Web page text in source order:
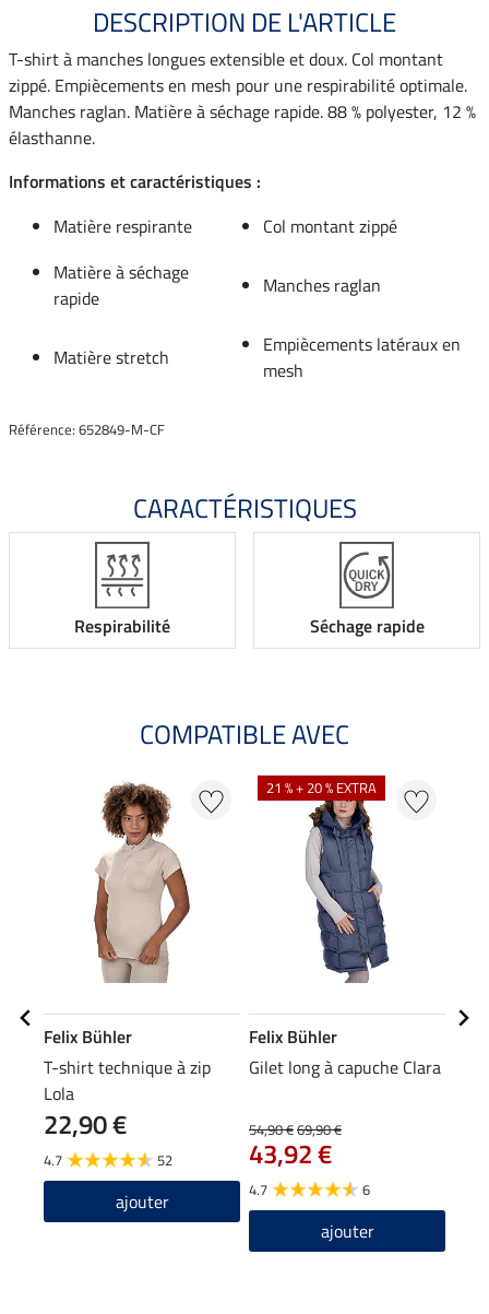
DESCRIPTION DE L'ARTICLE
T-shirt à manches longues extensible et doux. Col montant
zippé. Empiècements en mesh pour une respirabilité optimale.
Manches raglan. Matière à séchage rapide. 88 % polyester, 12 %
élasthanne.
Informations et caractéristiques :
Matière respirante
Col montant zippé
Matière à séchage
rapide
Manches raglan
Matière stretch
Empiècements latéraux en
mesh
Référence: 652849-M-CF
CARACTÉRISTIQUES
Respirabilité Séchage rapide
COMPATIBLE AVEC
Felix Bühler
T-shirt technique à zip
Lola
22,90 €
4.7 52
ajouter
21 % + 20 % EXTRA
Felix Bühler
Gilet long à capuche Clara
54,90 €69,90 €
43,92 €
4.7 6
ajouter